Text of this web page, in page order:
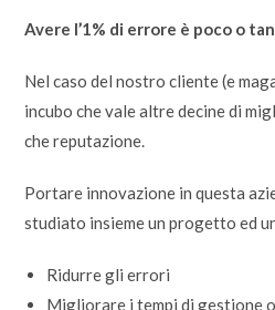
Avere l’1% di errore è poco o
Nel caso del nostro cliente (e
incubo che vale altre decine di
che reputazione.
Portare innovazione in questa
studiato insieme un progetto ed
Ridurre gli errori
Migliorare i tempi di gestione